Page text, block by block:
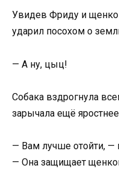
Увидев Фриду и
ударил посохом о
— А ну, цыц!
Собака вздрогнула
зарычала ещё
— Вам лучше отойти, —
— Она защищает